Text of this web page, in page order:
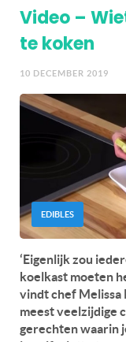
Video –
te koken
10 DECEMBER 2019
EDIBLES
‘Eigenlijk zou
koelkast moeten
vindt chef Melissa
meest veelzijdige
gerechten waarin